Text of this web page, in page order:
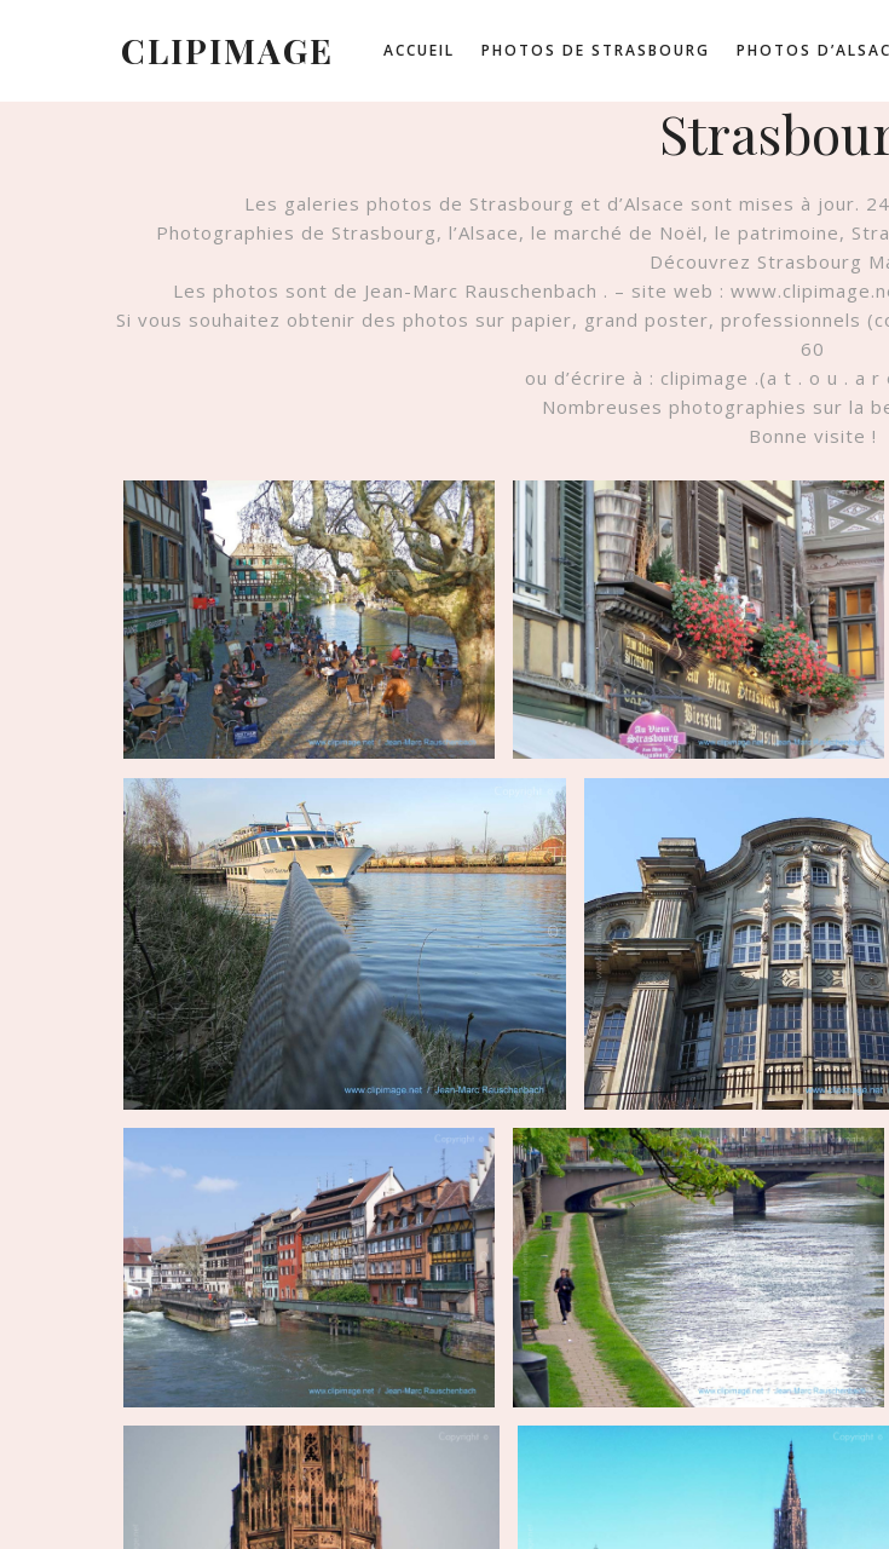
CLIPIMAGE ACCUEIL PHOTOS DE STRASBOURG PHOTOS
Les galeries photos de Strasbourg et d’Alsace sont mises à jour.
Photographies de Strasbourg, l’Alsace, le marché de Noël, le patrimoine,
Découvrez Strasbourg
Les photos sont de Jean-Marc Rauschenbach . – site web :
Si vous souhaitez obtenir des photos sur papier, grand poster, professionnels
60
ou d’écrire à : clipimage .(a t . o u . a
Nombreuses photographies sur la
Bonne visite !